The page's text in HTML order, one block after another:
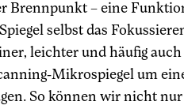
Brennpunkt – eine
selbst das
leichter und häufig auch
Mikrospiegel um
So können wir nicht